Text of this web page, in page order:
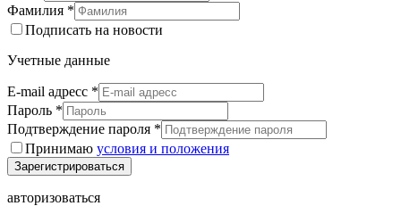
Фамилия *
Подписать на новости
Учетные данные
E-mail адресс *
Пароль *
Подтверждение пароля *
Принимаю условия и положения
Зарегистрироваться
авторизоваться